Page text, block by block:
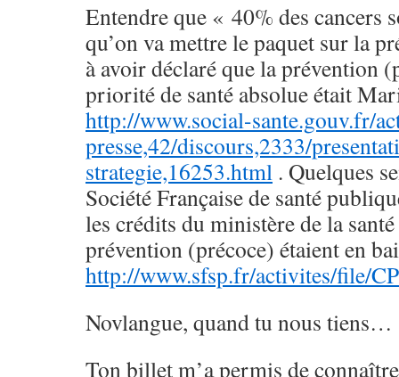
Entendre que « 40% des cancers
qu’on va mettre le paquet sur la
à avoir déclaré que la prévention
priorité de santé absolue était
http://www.social-sante.gouv.fr/
presse,42/discours,2333/
strategie,16253.html . Quelques
Société Française de santé
les crédits du ministère de la
prévention (précoce) étaient en
http://www.sfsp.fr/activites/file/
Novlangue, quand tu nous tiens…
Ton billet m’a permis de